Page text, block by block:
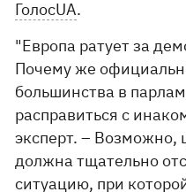
ГолосUA.
"Европа ратует за
Почему же
большинства в
расправиться с
эксперт. – Возможно,
должна тщательно
ситуацию, при